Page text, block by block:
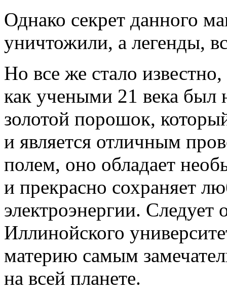
Однако секрет данного
уничтожили, а легенды,
Но все же стало
как учеными 21 века был
золотой порошок,
и является отличным
полем, оно обладает
и прекрасно сохраняет
электроэнергии. Следует
Иллинойского
материю самым
на всей планете.